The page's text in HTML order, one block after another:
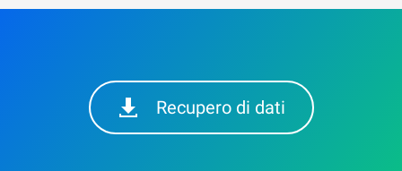
Recupero di dati